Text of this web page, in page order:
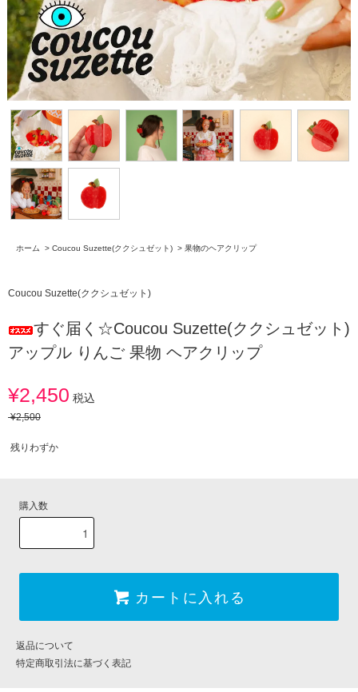
ホーム > Coucou Suzette(ククシュゼット) > 果物のヘアクリップ
Coucou Suzette(ククシュゼット)
すぐ届く☆Coucou Suzette(ククシュゼット)
アップル りんご 果物 ヘアクリップ
¥2,450 税込
¥2,500
残りわずか
購入数
カートに入れる
返品について
特定商取引法に基づく表記